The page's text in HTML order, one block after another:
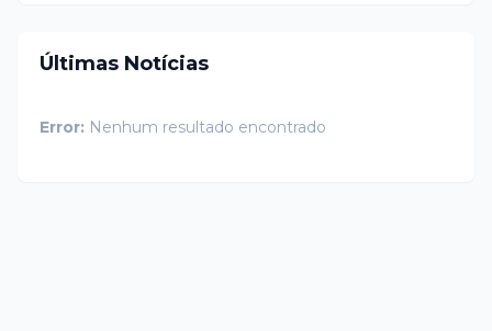
Últimas Notícias
Error: Nenhum resultado encontrado